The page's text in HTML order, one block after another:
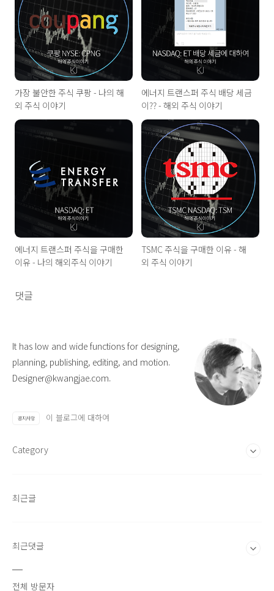
가장 불안한 주식 쿠팡 - 나의 해
외 주식 이야기
에너지 트랜스퍼 주식 배당 세금
이?? - 해외 주식 이야기
에너지 트랜스퍼 주식을 구매한
이유 - 나의 해외주식 이야기
TSMC 주식을 구매한 이유 - 해
외 주식 이야기
댓글
It has low and wide functions for designing,
planning, publishing, editing, and motion.
Designer@kwangjae.com.
공지사항 이 블로그에 대하여
Category
최근글
최근댓글
전체 방문자